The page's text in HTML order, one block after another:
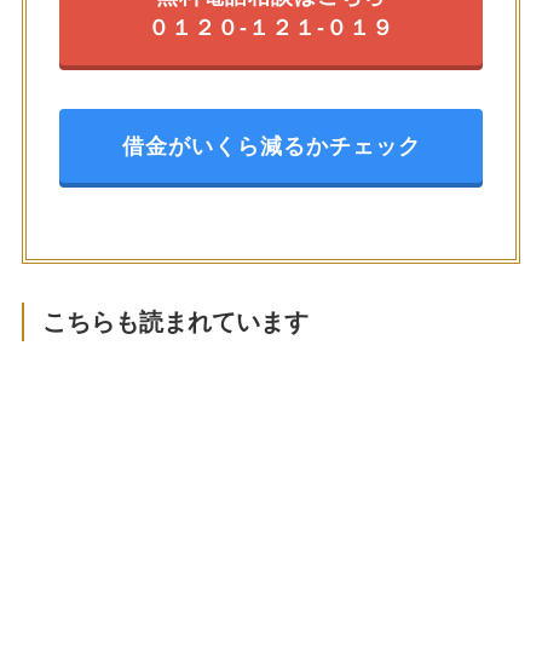
０１２０-１２１-０１９
借金がいくら減るかチェック
こちらも読まれています